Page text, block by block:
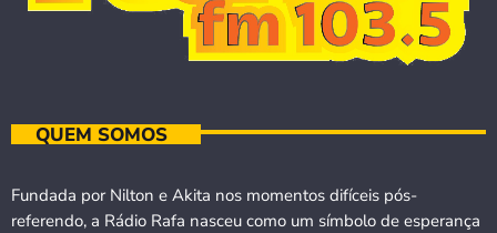
QUEM SOMOS
Fundada por Nilton e Akita nos momentos difíceis pós-
referendo, a Rádio Rafa nasceu como um símbolo de esperança